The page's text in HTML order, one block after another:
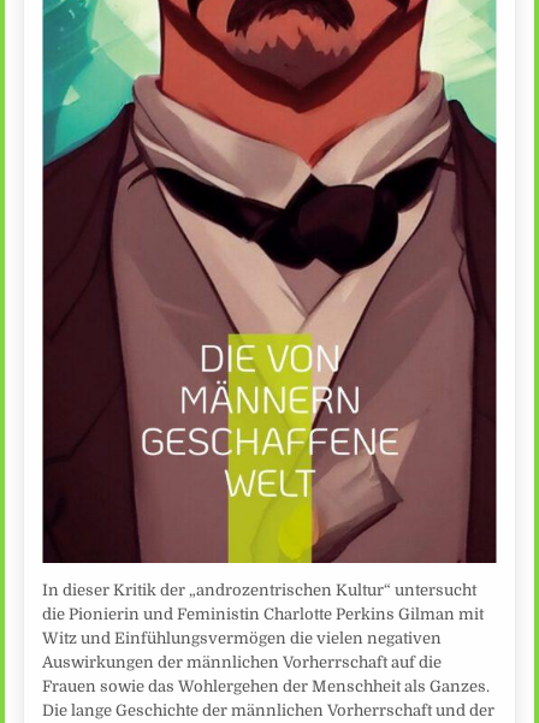
In dieser Kritik der „androzentrischen Kultur“ untersucht
die Pionierin und Feministin Charlotte Perkins Gilman mit
Witz und Einfühlungsvermögen die vielen negativen
Auswirkungen der männlichen Vorherrschaft auf die
Frauen sowie das Wohlergehen der Menschheit als Ganzes.
Die lange Geschichte der männlichen Vorherrschaft und der